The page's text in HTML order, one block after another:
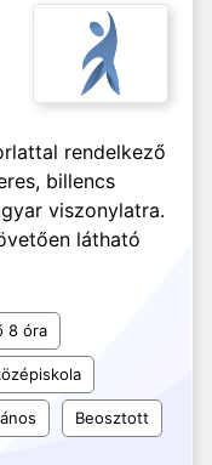
rendelkező
billencs
viszonylatra.
látható
8 óra
Beosztott